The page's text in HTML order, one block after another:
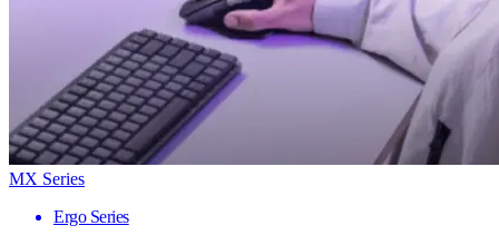
MX Series
Ergo Series